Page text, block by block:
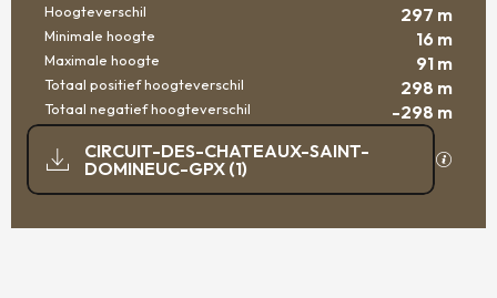
Hoogteverschil 297 m
Minimale hoogte 16 m
Maximale hoogte 91 m
Totaal positief hoogteverschil 298 m
Totaal negatief hoogteverschil
-298 m
CIRCUIT-DES-CHATEAUX-SAINT-
DOMINEUC-GPX (1)
Met